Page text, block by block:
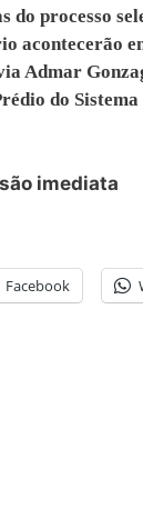
do processo
acontecerão
Admar
do Sistema
imediata
Facebook